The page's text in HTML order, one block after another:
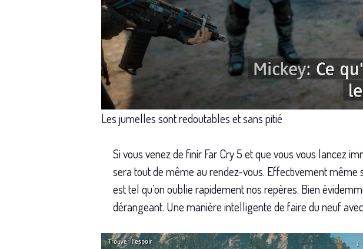
Les jumelles sont redoutables et sans pitié
Si vous venez de finir Far Cry 5 et que vous vous lancez
sera tout de même au rendez-vous. Effectivement
est tel qu’on oublie rapidement nos repères. Bien
dérangeant. Une manière intelligente de faire du neuf